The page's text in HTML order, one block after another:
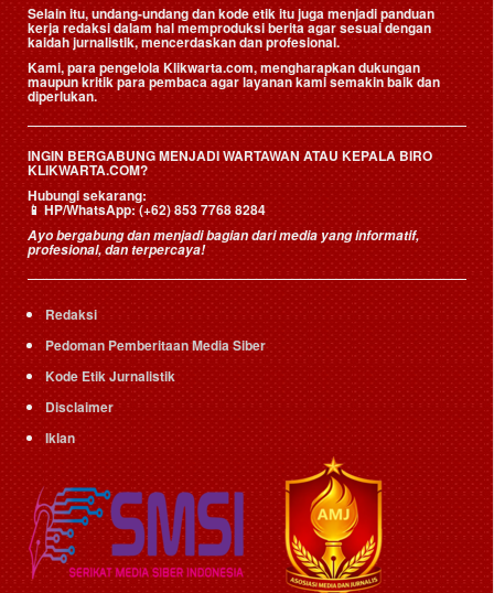
Selain itu, undang-undang dan kode etik itu juga menjadi panduan
kerja redaksi dalam hal memproduksi berita agar sesuai dengan
kaidah jurnalistik, mencerdaskan dan profesional.
Kami, para pengelola Klikwarta.com, mengharapkan dukungan
maupun kritik para pembaca agar layanan kami semakin baik dan
diperlukan.
INGIN BERGABUNG MENJADI WARTAWAN ATAU KEPALA BIRO
KLIKWARTA.COM?
Hubungi sekarang:
📱HP/WhatsApp:(+62) 853 7768 8284
Ayo bergabung dan menjadi bagian dari media yang informatif,
profesional, dan terpercaya!
Redaksi
Pedoman Pemberitaan Media Siber
Kode Etik Jurnalistik
Disclaimer
Iklan